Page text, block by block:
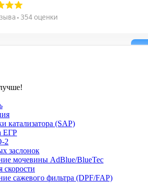
катализатора (SAP)
ЕГР
2
заслонок
мочевины AdBlue/BlueTec
скорости
сажевого фильтра (DPF/FAP)